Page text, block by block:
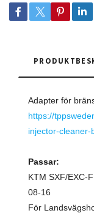
Adapter för
https://
injector-cleaner-
Passar:
KTM SXF/EXC-
08-16
För